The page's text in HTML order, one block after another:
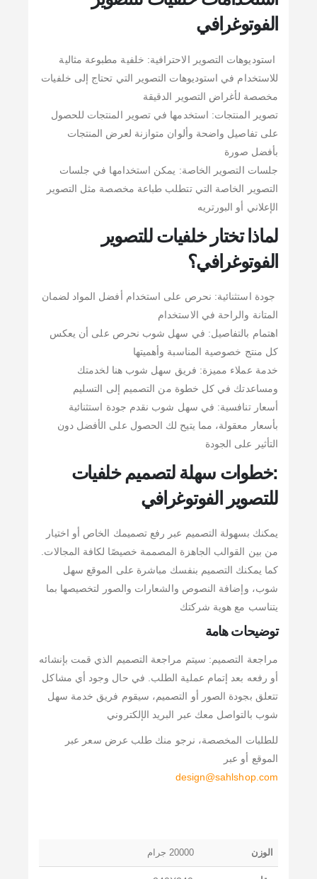
الفوتوغرافي
استوديوهات التصوير الاحترافية: خلفية مطبوعة مثالية
للاستخدام في استوديوهات التصوير التي تحتاج إلى خلفيات
مخصصة لأغراض التصوير الدقيقة
تصوير المنتجات: استخدمها في تصوير المنتجات للحصول
على تفاصيل واضحة وألوان متوازنة لعرض المنتجات
بأفضل صورة
جلسات التصوير الخاصة: يمكن استخدامها في جلسات
التصوير الخاصة التي تتطلب طباعة مخصصة مثل التصوير
الإعلاني أو البورتريه
لماذا تختار خلفيات للتصوير
الفوتوغرافي؟
جودة استثنائية: نحرص على استخدام أفضل المواد لضمان
المتانة والراحة في الاستخدام
اهتمام بالتفاصيل: في سهل شوب نحرص على أن يعكس
كل منتج خصوصية المناسبة وأهميتها
خدمة عملاء مميزة: فريق سهل شوب هنا لخدمتك
ومساعدتك في كل خطوة من التصميم إلى التسليم
أسعار تنافسية: في سهل شوب نقدم جودة استثنائية
بأسعار معقولة، مما يتيح لك الحصول على الأفضل دون
التأثير على الجودة
:خطوات سهلة لتصميم خلفيات
للتصوير الفوتوغرافي
يمكنك بسهولة التصميم عبر رفع تصميمك الخاص أو اختيار
من بين القوالب الجاهزة المصممة خصيصًا لكافة المجالات.
كما يمكنك التصميم بنفسك مباشرة على الموقع سهل
شوب، وإضافة النصوص والشعارات والصور لتخصيصها بما
يتناسب مع هوية شركتك
توضيحات هامة
مراجعة التصميم: سيتم مراجعة التصميم الذي قمت بإنشائه
أو رفعه بعد إتمام عملية الطلب. في حال وجود أي مشاكل
تتعلق بجودة الصور أو التصميم، سيقوم فريق خدمة سهل
شوب بالتواصل معك عبر البريد الإلكتروني
للطلبات المخصصة، نرجو منك طلب عرض سعر عبر
الموقع أو عبر
design@sahlshop.com
الوزن 20000 جرام